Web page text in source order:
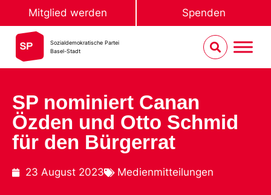
Mitglied werden Spenden
Sozialdemokratische Partei
Basel-Stadt
SP nominiert Canan
Özden und Otto Schmid
für den Bürgerrat
23 August 2023 Medienmitteilungen